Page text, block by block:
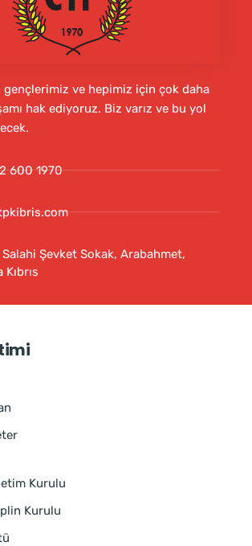
gençlerimiz ve hepimiz için çok daha
hak ediyoruz. Biz varız ve bu yol
600 1970
Şevket Sokak, Arabahmet,
Kurulu
Kurulu